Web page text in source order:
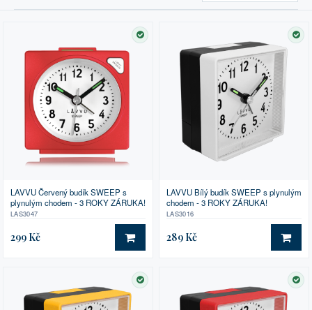
SKLADEM
LAVVU Červený budík SWEEP s
plynulým chodem - 3 ROKY ZÁRUKA!
LAS3047
299 Kč DO KOŠÍKU
LAVVU Bílý budík SWEEP s plynulým
chodem - 3 ROKY ZÁRUKA!
LAS3016
289 Kč DO
SKLADEM